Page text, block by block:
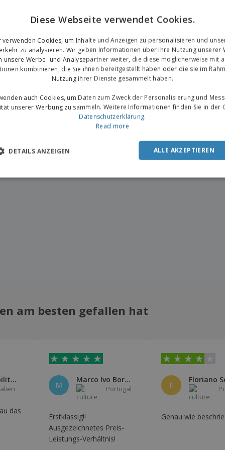
Sie mehr über Bürodekoration
Sie unsere personalisierte Bürodekoration-Produktauswahl und geben Sie Ihrer
Möglichkeit, Ihr Geschäft zu fördern und Ihre Kundenbeziehungen zu stärken.
am besten gefallen hat
Comparabilitalia
das
M
Marco Ivo Borges
Portugal
Erstklassig!!
Ausgezeichnetes Preis-
Leistungs-Verhältnis!
F
Floriano
Genau wie
Diese Webseite verwendet Cookies.
verwenden Cookies, um Inhalte und Anzeigen zu personalisieren und
zu analysieren. Wir geben Informationen über Ihre Nutzung unserer
unsere Werbe- und Analysepartner weiter, die diese möglicherweise mit
kombinieren, die Sie ihnen bereitgestellt haben oder die sie im
Nutzung ihrer Dienste gesammelt haben.
auch Cookies, um Daten zum Zweck der Personalisierung und
unserer Werbung zu sammeln. Weitere Informationen finden Sie in der
Datenschutzerklärung.
Read more
ALLE AKZEPTIEREN
DETAILS ANZEIGEN